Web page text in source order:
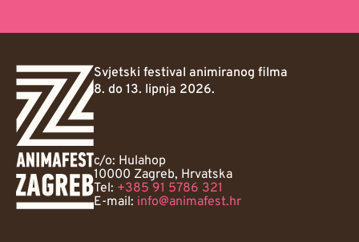
Svjetski festival animiranog filma
8. do 13. lipnja 2026.
c/o: Hulahop
10000 Zagreb, Hrvatska
Tel: +385 91 5786 321
E-mail: info@animafest.hr